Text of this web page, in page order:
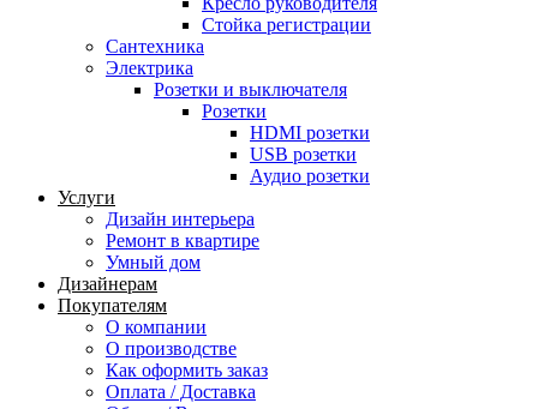
Стойка регистрации
Сантехника
Электрика
Розетки и выключателя
Розетки
HDMI розетки
USB розетки
Аудио розетки
Услуги
Дизайн интерьера
Ремонт в квартире
Умный дом
Дизайнерам
Покупателям
О компании
О производстве
Как оформить заказ
Оплата / Доставка